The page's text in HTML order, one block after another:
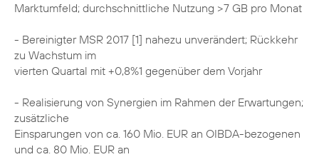
Marktumfeld; durchschnittliche Nutzung >7 GB pro Monat
- Bereinigter MSR 2017 [1] nahezu unverändert; Rückkehr
zu Wachstum im
vierten Quartal mit +0,8%1 gegenüber dem Vorjahr
- Realisierung von Synergien im Rahmen der Erwartungen;
zusätzliche
Einsparungen von ca. 160 Mio. EUR an OIBDA-bezogenen
und ca. 80 Mio. EUR an